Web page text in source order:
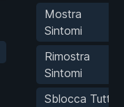
Mostra
Sintomi
Rimostra
Sintomi
Sblocca Tutti